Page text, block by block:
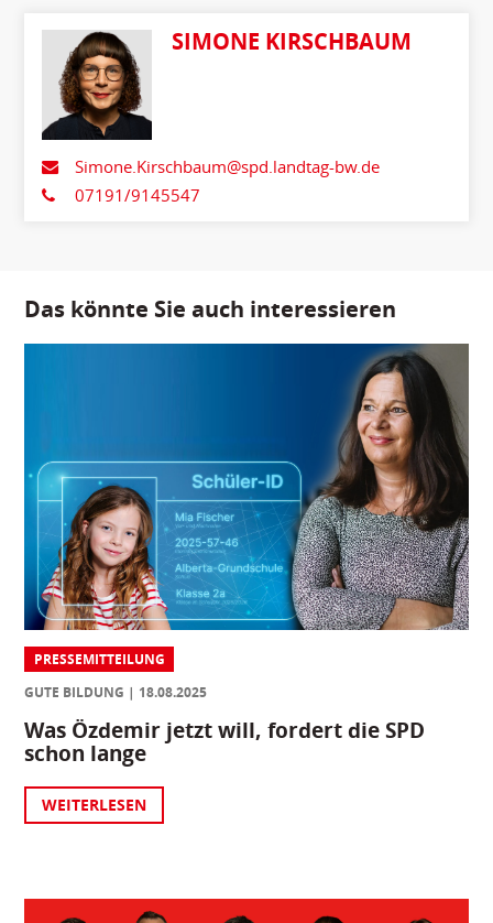
SIMONE KIRSCHBAUM
Simone.Kirschbaum@spd.landtag-bw.de
07191/9145547
Das könnte Sie auch interessieren
PRESSEMITTEILUNG
GUTE BILDUNG
18.08.2025
Was Özdemir jetzt will, fordert die SPD
schon lange
WEITERLESEN